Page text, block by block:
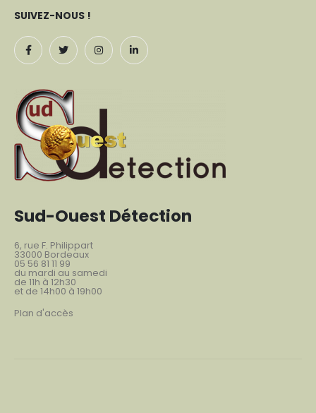
SUIVEZ-NOUS !
Sud-Ouest Détection
6, rue F. Philippart
33000 Bordeaux
05 56 81 11 99
du mardi au samedi
de 11h à 12h30
et de 14h00 à 19h00
Plan d'accès